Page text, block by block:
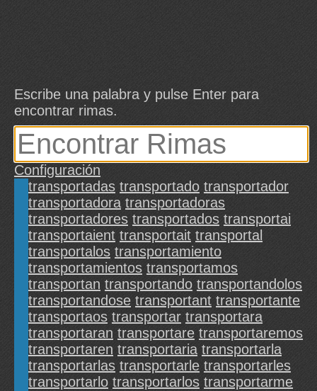
Escribe una palabra y pulse Enter para
encontrar rimas.
Configuración
transportadas transportado transportador
transportadora transportadoras
transportadores transportados transportai
transportaient transportait transportal
transportalos transportamiento
transportamientos transportamos
transportan transportando transportandolos
transportandose transportant transportante
transportaos transportar transportara
transportaran transportare transportaremos
transportaren transportaria transportarla
transportarlas transportarle transportarles
transportarlo transportarlos transportarme